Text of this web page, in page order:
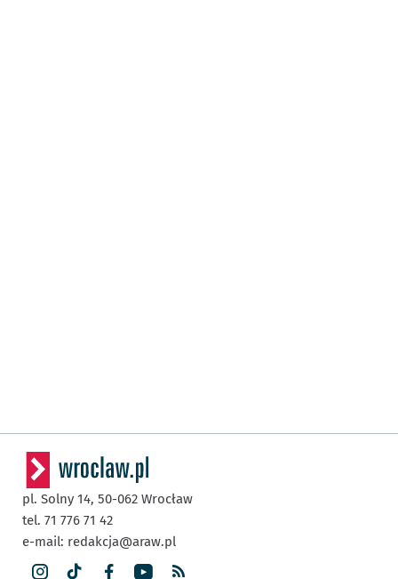
pl. Solny 14, 50-062 Wrocław
tel. 71 776 71 42
e-mail: redakcja@araw.pl